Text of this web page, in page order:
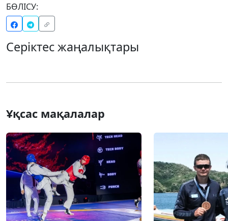
БӨЛІСУ:
Серіктес жаңалықтары
Ұқсас мақалалар